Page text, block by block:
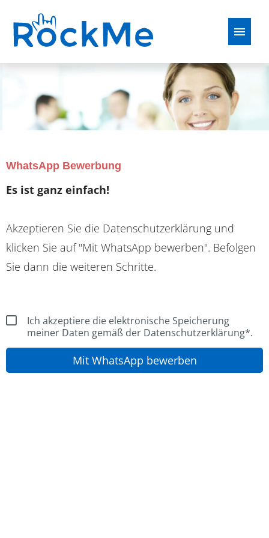
Französisch Polnisch
Stellenangebote
Perspektiven
Bewerbungstipps
WhatsApp Bewerbung
Es ist ganz einfach!
Akzeptieren Sie die Datenschutzerklärung und
klicken Sie auf "Mit WhatsApp bewerben". Befolgen
Sie dann die weiteren Schritte.
Ich akzeptiere die elektronische Speicherung
meiner Daten gemäß der Datenschutzerklärung*.
Mit WhatsApp bewerben